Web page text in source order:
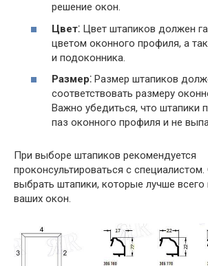
решение окон.
Цвет⁚ Цвет штапиков должен
цветом оконного профиля, а
и подоконника.
Размер⁚ Размер штапиков
соответствовать размеру
Важно убедиться, что штапики
паз оконного профиля и не
При выборе штапиков рекомендуется
проконсультироваться с
выбрать штапики, которые лучше всего
ваших окон.